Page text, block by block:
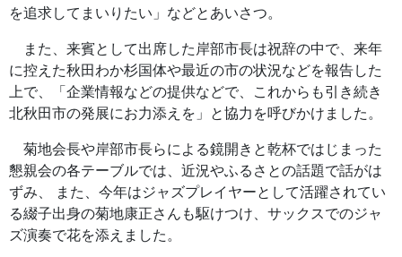
を追求してまいりたい」などとあいさつ。
また、来賓として出席した岸部市長は祝辞の中で、来年
に控えた秋田わか杉国体や最近の市の状況などを報告した
上で、「企業情報などの提供などで、これからも引き続き
北秋田市の発展にお力添えを」と協力を呼びかけました。
菊地会長や岸部市長らによる鏡開きと乾杯ではじまった
懇親会の各テーブルでは、近況やふるさとの話題で話がは
ずみ、 また、今年はジャズプレイヤーとして活躍されてい
る綴子出身の菊地康正さんも駆けつけ、サックスでのジャ
ズ演奏で花を添えました。